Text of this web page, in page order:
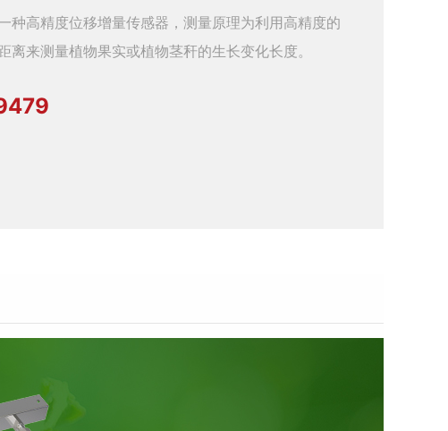
种高精度位移增量传感器，测量原理为利用高精度的
离来测量植物果实或植物茎秆的生长变化长度。